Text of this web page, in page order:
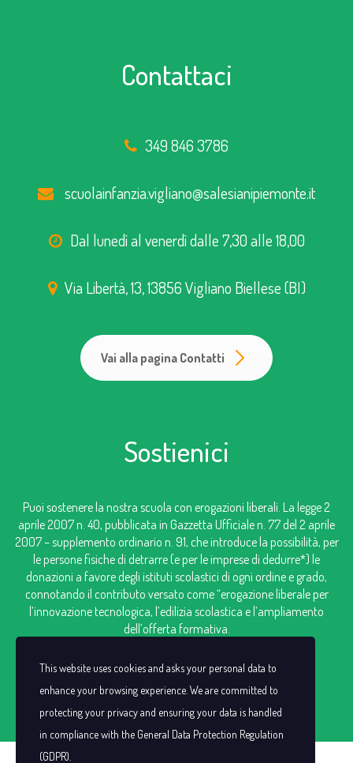
Contattaci
349 846 3786
scuolainfanzia.vigliano@salesianipiemonte.it
Dal lunedì al venerdì dalle 7,30 alle 18,00
Via Libertà, 13, 13856 Vigliano Biellese (BI)
Vai alla pagina Contatti
Sostienici
Puoi sostenere la nostra scuola con erogazioni liberali. La legge 2
aprile 2007 n. 40, pubblicata in Gazzetta Ufficiale n. 77 del 2 aprile
2007 – supplemento ordinario n. 91, che introduce la possibilità, per
le persone fisiche di detrarre (e per le imprese di dedurre*) le
donazioni a favore degli istituti scolastici di ogni ordine e grado,
connotando il contributo versato come “erogazione liberale per
l’innovazione tecnologica, l’edilizia scolastica e l’ampliamento
dell’offerta formativa.
This website uses cookies and asks your personal data to
enhance your browsing experience. We are committed to
protecting your privacy and ensuring your data is handled
in compliance with the General Data Protection Regulation
(GDPR)